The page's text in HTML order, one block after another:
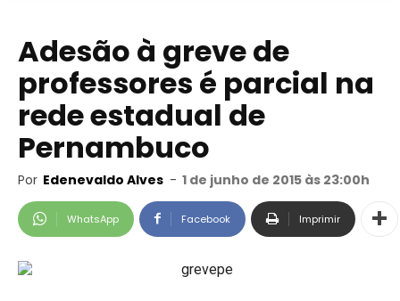
Adesão à greve de
professores é parcial na
rede estadual de
Pernambuco
Por Edenevaldo Alves - 1 de junho de 2015 às 23:00h
WhatsApp Facebook Imprimir